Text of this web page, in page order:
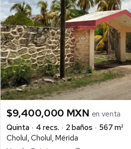
$9,400,000 MXN en venta
Quinta
4 recs. 2 baños
567 m²
Cholul, Cholul, Mérida